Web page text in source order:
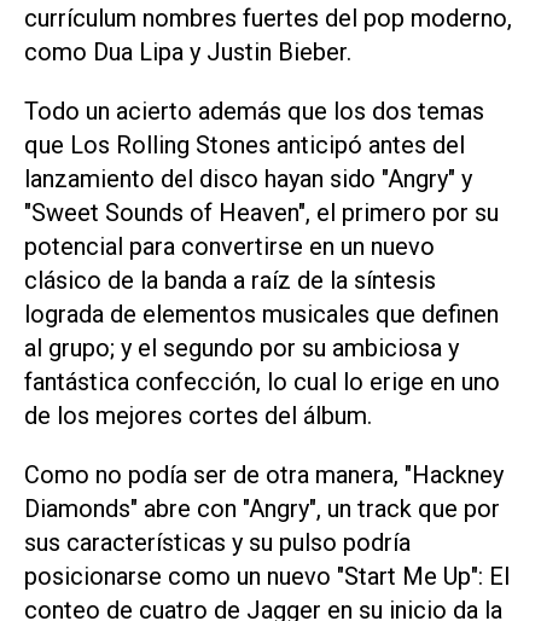
currículum nombres fuertes del pop moderno,
como Dua Lipa y Justin Bieber.
Todo un acierto además que los dos temas
que Los Rolling Stones anticipó antes del
lanzamiento del disco hayan sido "Angry" y
"Sweet Sounds of Heaven", el primero por su
potencial para convertirse en un nuevo
clásico de la banda a raíz de la síntesis
lograda de elementos musicales que definen
al grupo; y el segundo por su ambiciosa y
fantástica confección, lo cual lo erige en uno
de los mejores cortes del álbum.
Como no podía ser de otra manera, "Hackney
Diamonds" abre con "Angry", un track que por
sus características y su pulso podría
posicionarse como un nuevo "Start Me Up": El
conteo de cuatro de Jagger en su inicio da la